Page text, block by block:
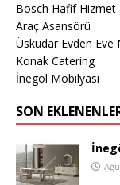
Bosch Hafif Hizmet
Araç Asansörü
Üsküdar Evden Eve
Konak Catering
İnegöl Mobilyası
SON